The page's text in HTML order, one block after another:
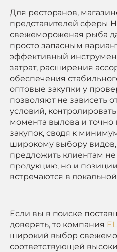
Для ресторанов,
представителей сферы
свежемороженая рыба
просто запасным
эффективный
затрат, расширения
обеспечения
оптовые закупки у
позволяют не зависеть
условий,
момента вылова и точно
закупок, сводя к
широкому выбору
предложить клиентам
продукцию, но и
встречаются в
Если вы в поиске
доверять, то компания
широкий выбор
соответствующей